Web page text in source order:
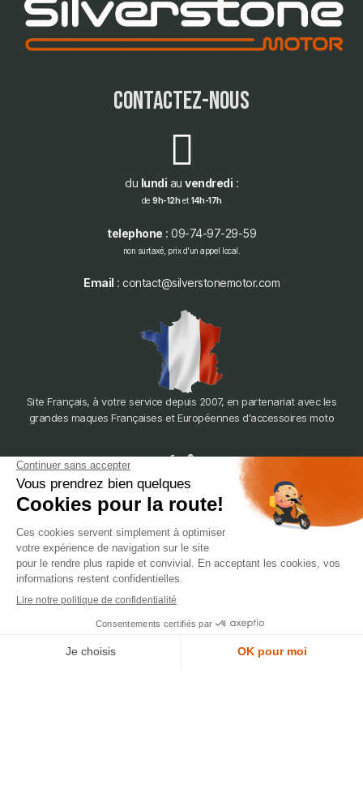
contactez-nous
du lundi au vendredi :
de 9h-12het 14h-17h
telephone : 09-74-97-29-59
non surtaxé, prix d'un appel local.
Email : contact@silverstonemotor.com
Site Français, à votre service depuis 2007, en partenariat avec les
grandes maques Françaises et Européennes d'accessoires moto
388 Av. Charles de Gaulle, 69200 Vénissieux
© 2007-2025 Silverstone Motor